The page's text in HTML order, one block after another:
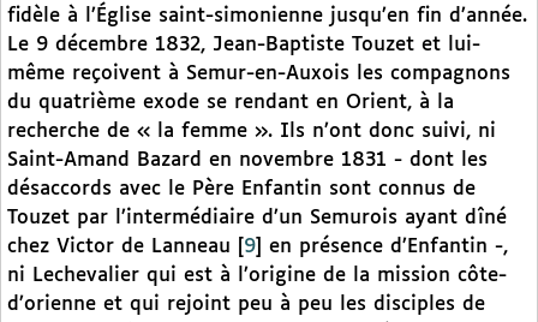
fidèle à l’Église saint-simonienne jusqu’en fin d’année.
Le 9 décembre 1832, Jean-Baptiste Touzet et lui-
même reçoivent à Semur-en-Auxois les compagnons
du quatrième exode se rendant en Orient, à la
recherche de « la femme ». Ils n’ont donc suivi, ni
Saint-Amand Bazard en novembre 1831 - dont les
désaccords avec le Père Enfantin sont connus de
Touzet par l’intermédiaire d’un Semurois ayant dîné
chez Victor de Lanneau
9
en présence d’Enfantin -,
ni Lechevalier qui est à l’origine de la mission côte-
d’orienne et qui rejoint peu à peu les disciples de